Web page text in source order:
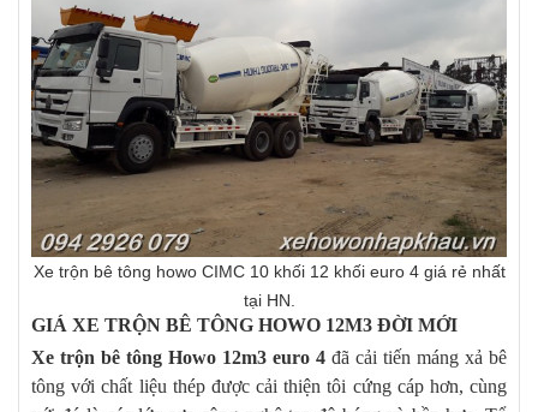
Xe trộn bê tông howo CIMC 10 khối 12 khối euro 4 giá rẻ nhất
tại HN.
GIÁ XE TRỘN BÊ TÔNG HOWO 12M3 ĐỜI MỚI
Xe trộn bê tông Howo 12m3 euro 4 đã cải tiến máng xả bê
tông với chất liệu thép được cải thiện tôi cứng cáp hơn, cùng